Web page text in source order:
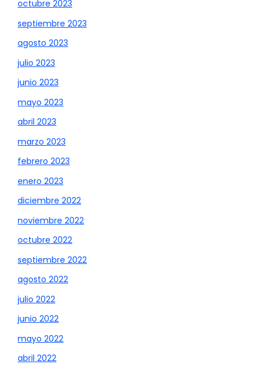
octubre 2023
septiembre 2023
agosto 2023
julio 2023
junio 2023
mayo 2023
abril 2023
marzo 2023
febrero 2023
enero 2023
diciembre 2022
noviembre 2022
octubre 2022
septiembre 2022
agosto 2022
julio 2022
junio 2022
mayo 2022
abril 2022